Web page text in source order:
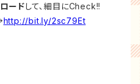
ードして、細目にCheck!!
http://bit.ly/2sc79Et